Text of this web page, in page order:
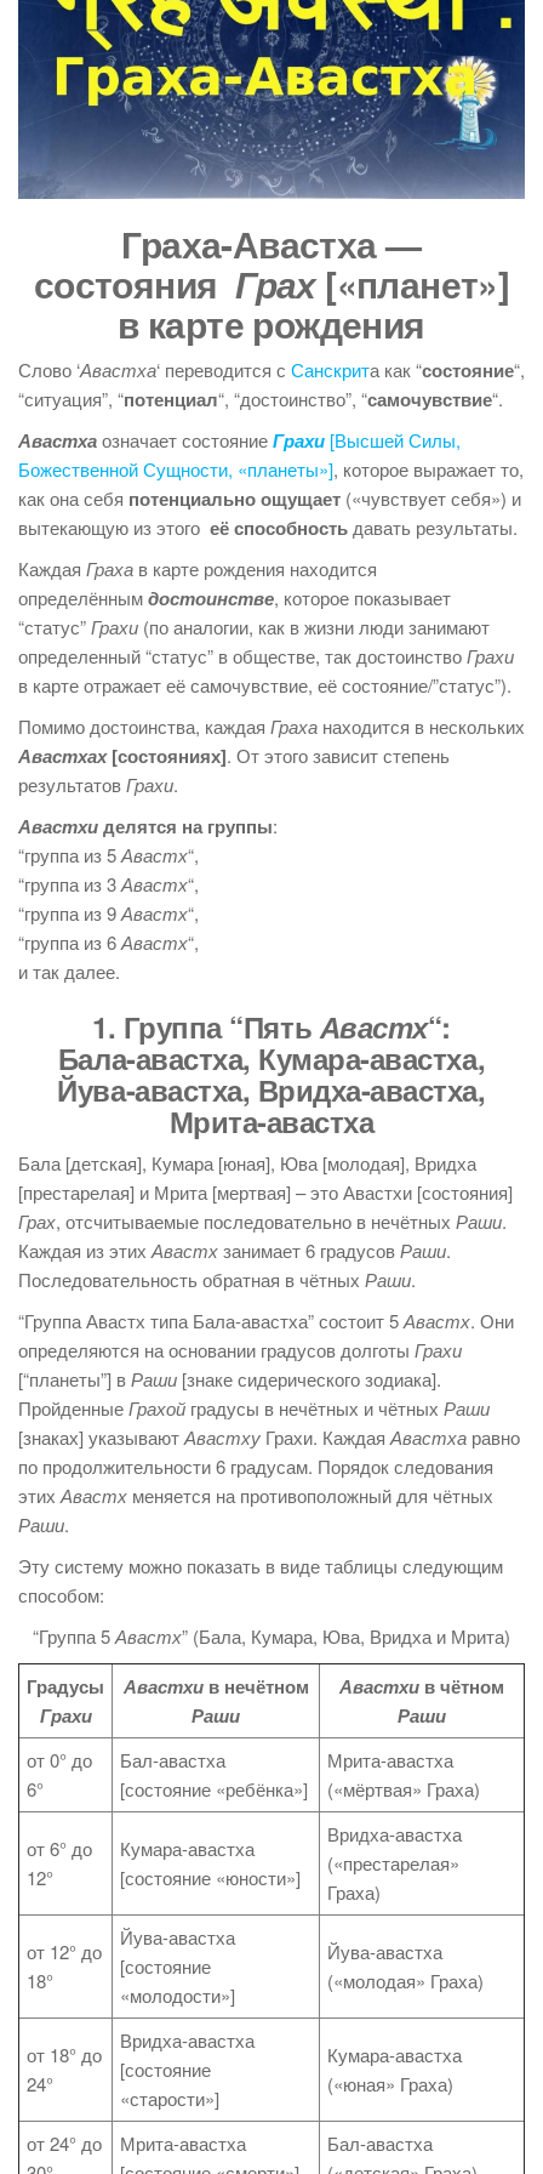
Граха-Авастха —
состоянияГрах[«планет»]
в карте рождения
Слово ‘Авастха‘ переводится с Санскрита как “состояние“,
“ситуация”, “потенциал“, “достоинство”, “самочувствие“.
Авастхаозначает состояниеГрахи [Высшей Силы,
Божественной Сущности, «планеты»], которое выражает то,
как она себя потенциально ощущает («чувствует себя») и
вытекающую из этого её способность давать результаты.
Каждая Граха в карте рождения находится
определённымдостоинстве, которое показывает
“статус”Грахи (по аналогии, как в жизни люди занимают
определенный “статус” в обществе, так достоинствоГрахи
в карте отражает её самочувствие, её состояние/”статус”).
Помимо достоинства, каждая Граха находится в нескольких
Авастхах[состояниях]. От этого зависит степень
результатовГрахи.
Авастхиделятся на группы:
“группа из 5Авастх“,
“группа из 3Авастх“,
“группа из 9Авастх“,
“группа из 6Авастх“,
и так далее.
1. Группа “ПятьАвастх“:
Бала-авастха, Кумара-авастха,
Йува-авастха, Вридха-авастха,
Мрита-авастха
Бала [детская], Кумара [юная], Юва [молодая], Вридха
[престарелая] и Мрита [мертвая] – это Авастхи [состояния]
Грах, отсчитываемые последовательно в нечётных Раши.
Каждая из этих Авастхзанимает 6 градусовРаши.
Последовательность обратная в чётных Раши.
“Группа Авастх типа Бала-авастха” состоит 5Авастх. Они
определяются на основании градусов долготы Грахи
[“планеты”] вРаши [знаке сидерического зодиака].
ПройденныеГрахой градусы в нечётных и чётных Раши
[знаках] указываютАвастху Грахи. Каждая Авастха равно
по продолжительности 6 градусам. Порядок следования
этих Авастх меняется на противоположный для чётных
Раши.
Эту систему можно показать в виде таблицы следующим
способом:
“Группа 5Авастх” (Бала, Кумара, Юва, Вридха и Мрита)
Градусы
Грахи
Авастхив нечётном
Раши
Авастхи в чётном
Раши
от 0° до
6°
Бал-авастха
[состояние «ребёнка»]
Мрита-авастха
(«мёртвая» Граха)
от 6° до
12°
Кумара-авастха
[состояние «юности»]
Вридха-авастха
(«престарелая»
Граха)
от 12° до
18°
Йува-авастха
[состояние
«молодости»]
Йува-авастха
(«молодая» Граха)
от 18° до
24°
Вридха-авастха
[состояние
«старости»]
Кумара-авастха
(«юная» Граха)
от 24° до
Мрита-авастха
Бал-авастха